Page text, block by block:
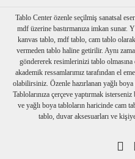
Tablo Center özenle seçilmiş sanatsal
mdf üzerine bastırmanıza imkan
kanvas tablo, mdf tablo, cam tablo
vermeden tablo haline getirilir. Aynı
göndererek resimlerinizi tablo
akademik ressamlarımız tarafından el
olabilirsiniz. Özenle hazırlanan yağlı
Tablolarınıza çerçeve yaptırmak
ve yağlı boya tabloların haricinde cam
tablo, duvar aksesuarları ve